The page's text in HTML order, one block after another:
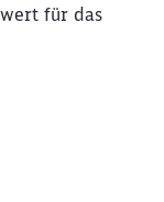
für das